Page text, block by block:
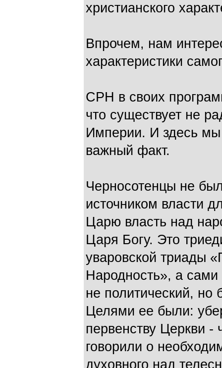
христианского
Впрочем, нам
характеристики
СРН в своих
что существует не
Империи. И здесь
важный факт.
Черносотенцы не
источником власти
Царю власть над
Царя Богу. Это
уваровской триады
Народность», а
не политический, но
Целями ее были:
первенству Церкви -
говорили о
духовного над